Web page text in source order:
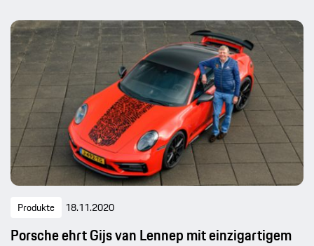
Produkte 18.11.2020
Porsche ehrt Gijs van Lennep mit einzigartigem